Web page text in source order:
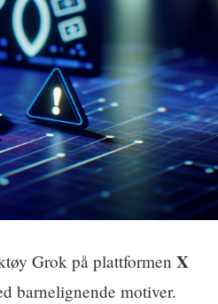
Grok på plattformen X
barnelignende motiver.